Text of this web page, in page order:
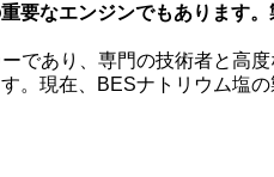
要なエンジンでもあります。
であり、専門の技術者と高
。現在、BESナトリウム塩